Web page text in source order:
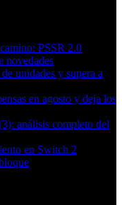
PSSR 2.0
novedades
unidades y supera a
en agosto y deja los
análisis completo del
en Switch 2